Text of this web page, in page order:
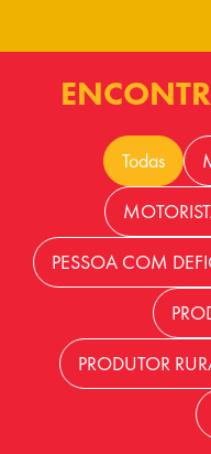
Todas
PESSOA COM
PRODUTOR